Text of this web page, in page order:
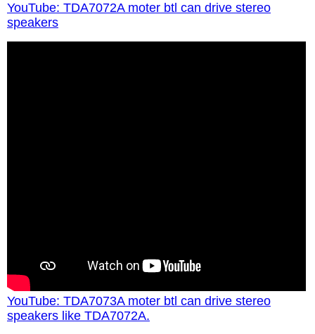
YouTube: TDA7072A moter btl can drive stereo
speakers
YouTube: TDA7073A moter btl can drive stereo
speakers like TDA7072A.